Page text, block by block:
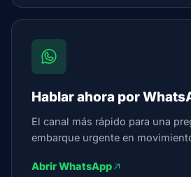
Hablar ahora por
El canal más rápido para una
embarque urgente en
Abrir WhatsApp